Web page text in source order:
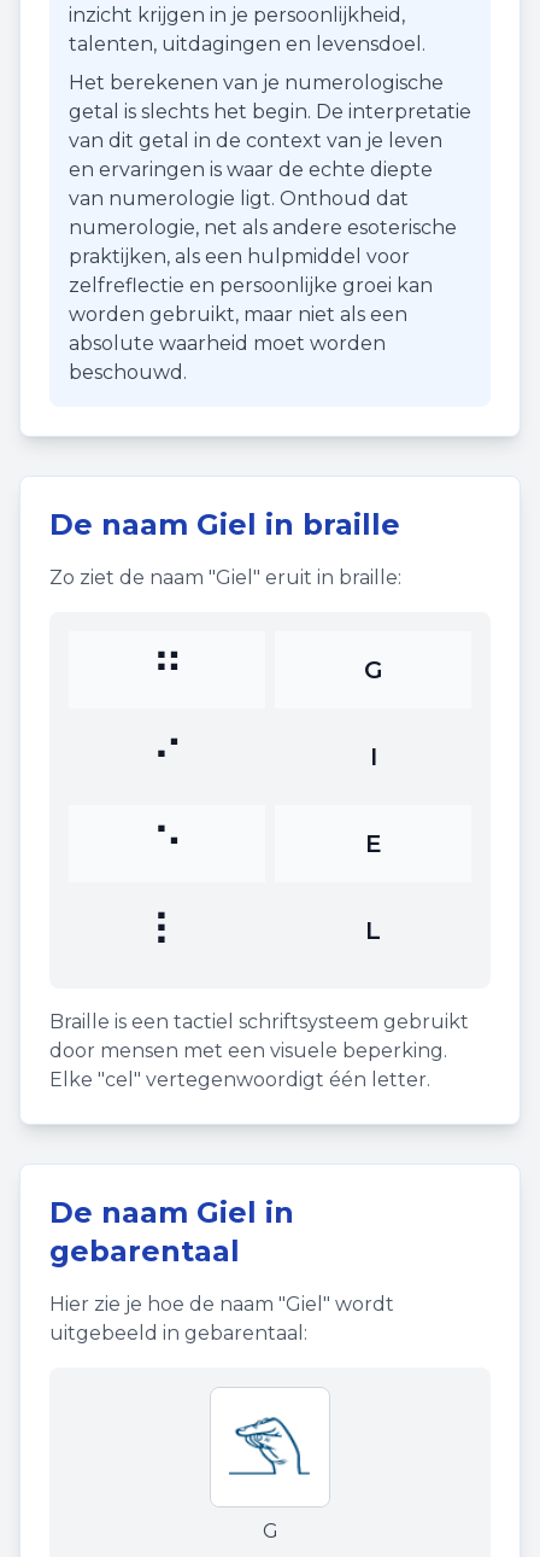
inzicht krijgen in je persoonlijkheid,
talenten, uitdagingen en levensdoel.
Het berekenen van je numerologische
getal is slechts het begin. De interpretatie
van dit getal in de context van je leven
en ervaringen is waar de echte diepte
van numerologie ligt. Onthoud dat
numerologie, net als andere esoterische
praktijken, als een hulpmiddel voor
zelfreflectie en persoonlijke groei kan
worden gebruikt, maar niet als een
absolute waarheid moet worden
beschouwd.
De naam Giel in braille
Zo ziet de naam "Giel " eruit in braille:
⠛ G
⠊ I
⠑ E
⠇ L
Braille is een tactiel schriftsysteem gebruikt
door mensen met een visuele beperking.
Elke "cel" vertegenwoordigt één letter.
De naam Giel in
gebarentaal
Hier zie je hoe de naam "Giel " wordt
uitgebeeld in gebarentaal:
G